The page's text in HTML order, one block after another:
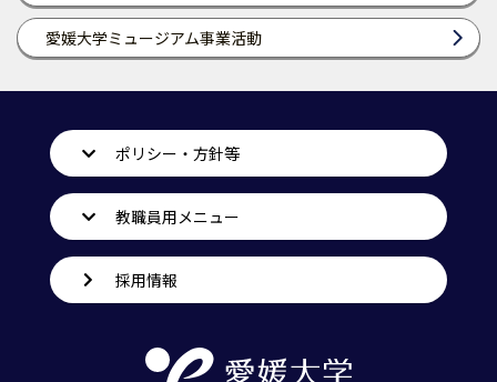
愛媛大学ミュージアム事業活動
ポリシー・方針等
教職員用メニュー
採用情報